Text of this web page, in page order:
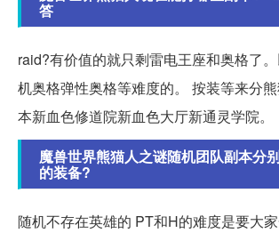
答
raid?有价值的就只剩雷电王座和奥格了
机奥格弹性奥格等难度的。 按装等来分
本新血色修道院新血色大厅新通灵学院。
魔兽世界熊猫人之谜随机团队副本分
的装备?
随机不存在英雄的 PT和H的难度是要大